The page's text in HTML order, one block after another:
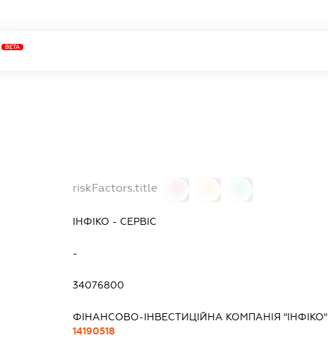
BETA
riskFactors.title
ІНФІКО - СЕРВІС
-
34076800
ФІНАНСОВО-ІНВЕСТИЦІЙНА КОМПАНІЯ "ІНФІКО"
14190518